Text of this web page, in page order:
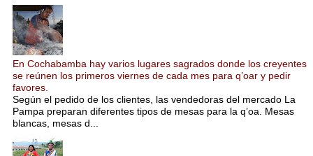
En Cochabamba hay varios lugares sagrados donde los creyentes
se reúnen los primeros viernes de cada mes para q’oar y pedir
favores.
Según el pedido de los clientes, las vendedoras del mercado La
Pampa preparan diferentes tipos de mesas para la q’oa. Mesas
blancas, mesas d...